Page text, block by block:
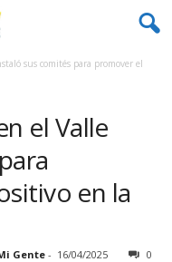
sus comités para promover el
el Valle
en la
Gente - 16/04/2025 0